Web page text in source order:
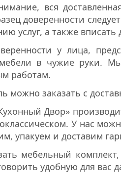
вся
доверенности
услуг, а также вписать
у лица,
в чужие руки.
работам.
можно заказать с
Двор»
У нас
упакуем и доставим
мебельный
удобную для вас